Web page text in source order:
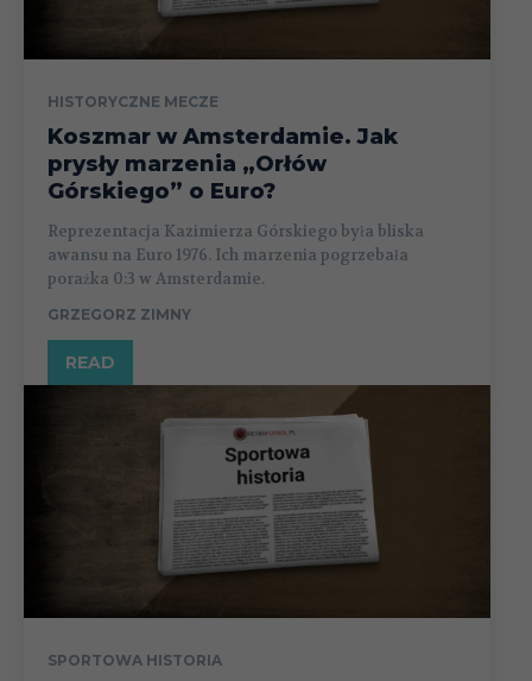
HISTORYCZNE MECZE
Koszmar w Amsterdamie. Jak
prysły marzenia „Orłów
Górskiego” o Euro?
Reprezentacja Kazimierza Górskiego była bliska
awansu na Euro 1976. Ich marzenia pogrzebała
porażka 0:3 w Amsterdamie.
GRZEGORZ ZIMNY
READ
SPORTOWA HISTORIA